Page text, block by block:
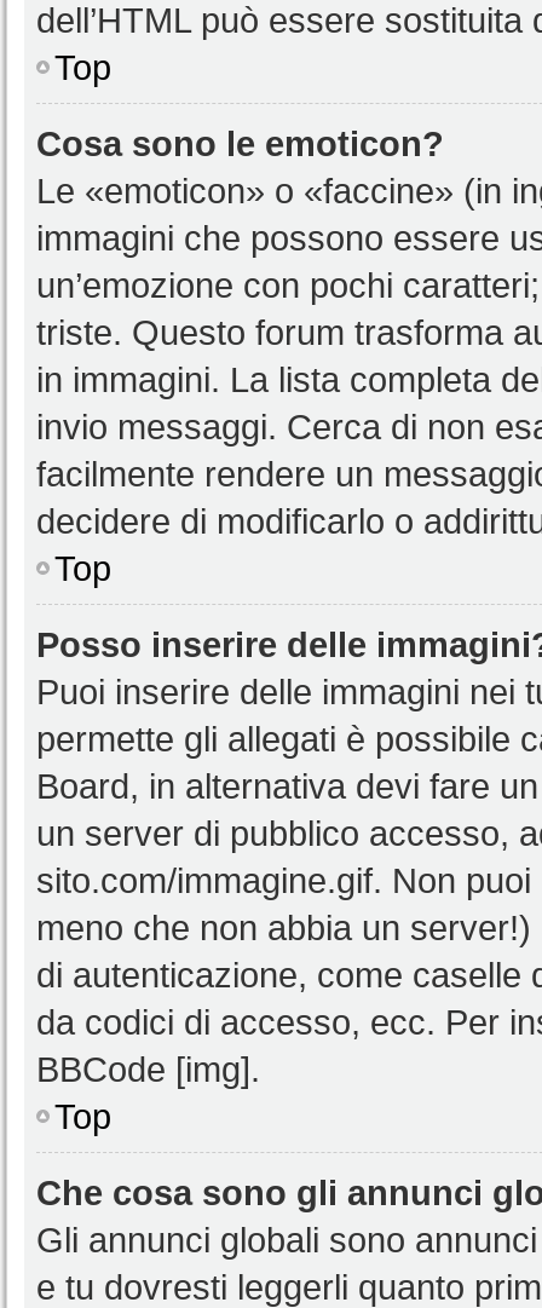
dell’HTML può essere sostituita
Top
Cosa sono le emoticon?
Le «emoticon» o «faccine» (in
immagini che possono essere
un’emozione con pochi
triste. Questo forum trasforma
in immagini. La lista completa
invio messaggi. Cerca di non
facilmente rendere un
decidere di modificarlo o
Top
Posso inserire delle
Puoi inserire delle immagini nei
permette gli allegati è possibile
Board, in alternativa devi fare
un server di pubblico accesso,
sito.com/immagine.gif. Non
meno che non abbia un
di autenticazione, come caselle
da codici di accesso, ecc. Per
BBCode [img].
Top
Che cosa sono gli annunci
Gli annunci globali sono
e tu dovresti leggerli quanto